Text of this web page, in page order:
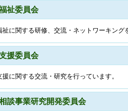
祉委員会
祉に関する研修、交流・ネットワーキング
援委員会
援に関する交流・研究を行っています。
談事業研究開発委員会